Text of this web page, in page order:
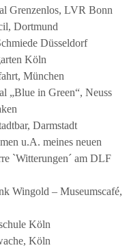
Grenzenlos, LVR Bonn
Dortmund
Düsseldorf
Köln
München
„Blue in Green“, Neuss
Darmstadt
u.A. meines neuen
`Witterungen´ am DLF
Wingold – Museumscafé,
Köln
Köln